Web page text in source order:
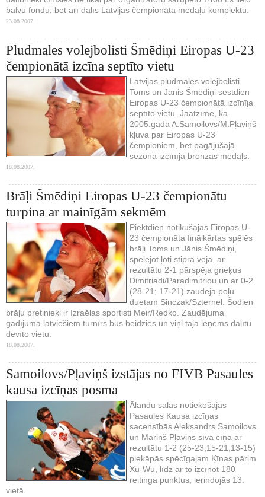
balvu fondu, bet arī dalīs Latvijas čempionāta medaļu komplektu.
23.08.2007.
Pludmales volejbolisti Šmēdiņi Eiropas U-23
čempionātā izcīna septīto vietu
Latvijas pludmales volejbolisti
Toms un Jānis Šmēdiņi sestdien
Eiropas U-23 čempionātā izcīnīja
septīto vietu. Jāatzīmē, ka
2005.gadā A.Samoilovs/M.Pļaviņš
kļuva par Eiropas U-23
čempioniem, bet pagājušajā
sezonā izcīnīja bronzas medaļs.
18.08.2007.
Brāļi Šmēdiņi Eiropas U-23 čempionātu
turpina ar mainīgām sekmēm
Piektdien notikušajās Eiropas U-
23 čempionāta finālkārtas spēlēs
brāļi Toms un Jānis Šmēdiņi,
spēlējot ļoti stiprā vējā, ar
rezultātu 2-1 pārspēja grieķus
Dimitriadi/Paradimitriou un ar 0-2
(28-21; 17-21) zaudēja poļu
duetam Sinczak/Szternel. Šodien
brāļu pretinieki ir Izraēlas sportisti Meir/Redko. Zaudējuma
gadījumā latviešiem turnīrs būs beidzies un viņi tajā ieņems dalītu
devīto vietu.
18.08.2007.
Samoilovs/Pļaviņš izstājas no FIVB Pasaules
kausa izcīņas posma
Ālandu salās notiekošajās
Pasaules Kausa izcīņas
sacensībās Aleksandrs Samoilovs
un Māriņš Pļaviņs sīvā cīņā ar
rezultātu 1-2 (25-23;15-21;13-15)
piekāpās spēcīgajam Ķīnas pārim
Xu-Wu, līdz ar to izcīnot 180
reitinga punktus, ierindojās 13.
vietā.